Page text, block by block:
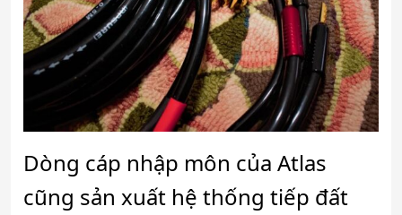
Dòng cáp nhập môn của Atlas
cũng sản xuất hệ thống tiếp đất